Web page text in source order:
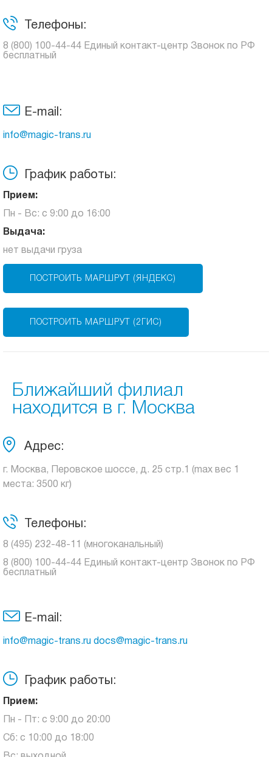
Телефоны:
8 (800) 100-44-44 Единый контакт-центр Звонок по РФ
бесплатный
E-mail:
info@magic-trans.ru
График работы:
Прием:
Пн - Вс: с 9:00 до 16:00
Выдача:
нет выдачи груза
ПОСТРОИТЬ МАРШРУТ (ЯНДЕКС)
ПОСТРОИТЬ МАРШРУТ (2ГИС)
Ближайший филиал
находится в г. Москва
Адрес:
г. Москва, Перовское шоссе, д. 25 стр.1 (max вес 1
места: 3500 кг)
Телефоны:
8 (495) 232-48-11 (многоканальный)
8 (800) 100-44-44 Единый контакт-центр Звонок по РФ
бесплатный
E-mail:
info@magic-trans.ru docs@magic-trans.ru
График работы:
Прием:
Пн - Пт: с 9:00 до 20:00
Сб: с 10:00 до 18:00